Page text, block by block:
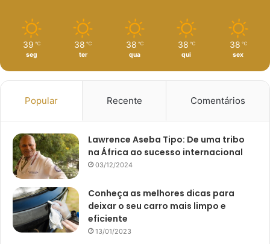
39 ℃
seg
38 ℃
ter
38 ℃
qua
38 ℃
qui
38 ℃
sex
Popular Recente Comentários
Lawrence Aseba Tipo: De uma tribo
na África ao sucesso internacional
03/12/2024
Conheça as melhores dicas para
deixar o seu carro mais limpo e
eficiente
13/01/2023